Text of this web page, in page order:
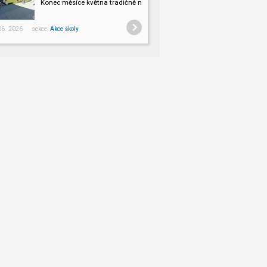
Konec měsíce května tradičně na Slovensku v HLOHOVCI!
2026 sekce: Akce školy